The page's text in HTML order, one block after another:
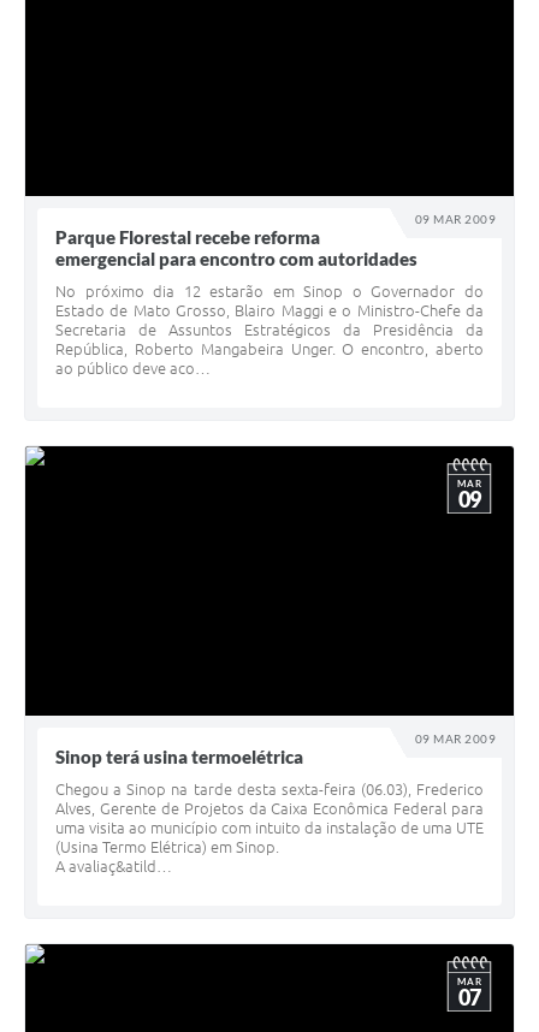
09 MAR 2009
Parque Florestal recebe reforma
emergencial para encontro com autoridades
No próximo dia 12 estarão em Sinop o Governador do
Estado de Mato Grosso, Blairo Maggi e o Ministro-Chefe da
Secretaria de Assuntos Estratégicos da Presidência da
República, Roberto Mangabeira Unger. O encontro, aberto
ao público deve aco…
09 MAR 2009
MAR
09
Sinop terá usina termoelétrica
Chegou a Sinop na tarde desta sexta-feira (06.03), Frederico
Alves, Gerente de Projetos da Caixa Econômica Federal para
uma visita ao município com intuito da instalação de uma UTE
(Usina Termo Elétrica) em Sinop.
A avaliaç&atild…
MAR
07